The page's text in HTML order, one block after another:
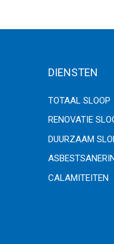
DIENSTEN
TOTAAL SLOOP
RENOVATIE
DUURZAAM
CALAMITEITEN